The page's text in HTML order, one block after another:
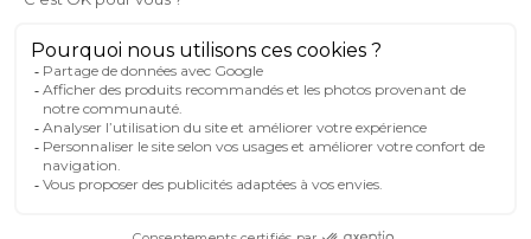
FRANCE
© 2007-2026 Miliboo